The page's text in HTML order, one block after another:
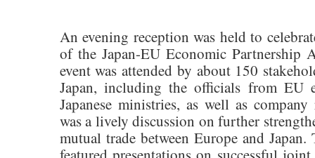
An evening reception was held to
of the Japan-EU Economic Partnership
event was attended by about 150
Japan, including the officials from EU
Japanese ministries, as well as company
was a lively discussion on further
mutual trade between Europe and Japan.